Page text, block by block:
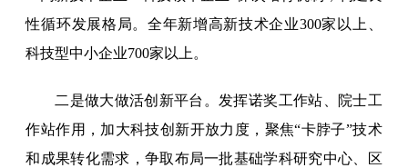
性循环发展格局。全年新增高新技术企业300家以上、
科技型中小企业700家以上。
二是做大做活创新平台。发挥诺奖工作站、院士工
作站作用，加大科技创新开放力度，聚焦“卡脖子”技术
和成果转化需求，争取布局一批基础学科研究中心、区